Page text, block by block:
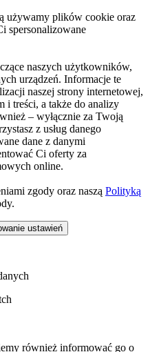
używamy plików cookie oraz
spersonalizowane
naszych użytkowników,
urządzeń. Informacje te
naszej strony internetowej,
i treści, a także do analizy
– wyłącznie za Twoją
z usług danego
dane z danymi
Ci oferty za
online.
zgody oraz naszą Polityką
ustawień
również informować go o